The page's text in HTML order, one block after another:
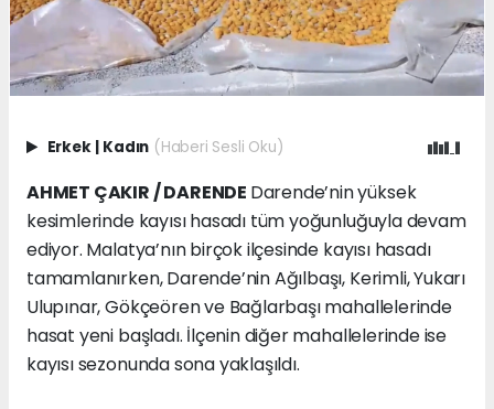
Erkek Kadın (Haberi Sesli Oku)
AHMET ÇAKIR / DARENDE Darende’nin yüksek
kesimlerinde kayısı hasadı tüm yoğunluğuyla devam
ediyor. Malatya’nın birçok ilçesinde kayısı hasadı
tamamlanırken, Darende’nin Ağılbaşı, Kerimli, Yukarı
Ulupınar, Gökçeören ve Bağlarbaşı mahallelerinde
hasat yeni başladı. İlçenin diğer mahallelerinde ise
kayısı sezonunda sona yaklaşıldı.